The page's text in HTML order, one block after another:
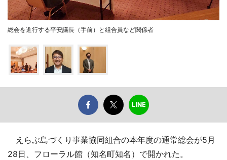
総会を進行する平安議長（手前）と組合員など関係者
えらぶ島づくり事業協同組合の本年度の通常総会が5月
28日、フローラル館（知名町知名）で開かれた。